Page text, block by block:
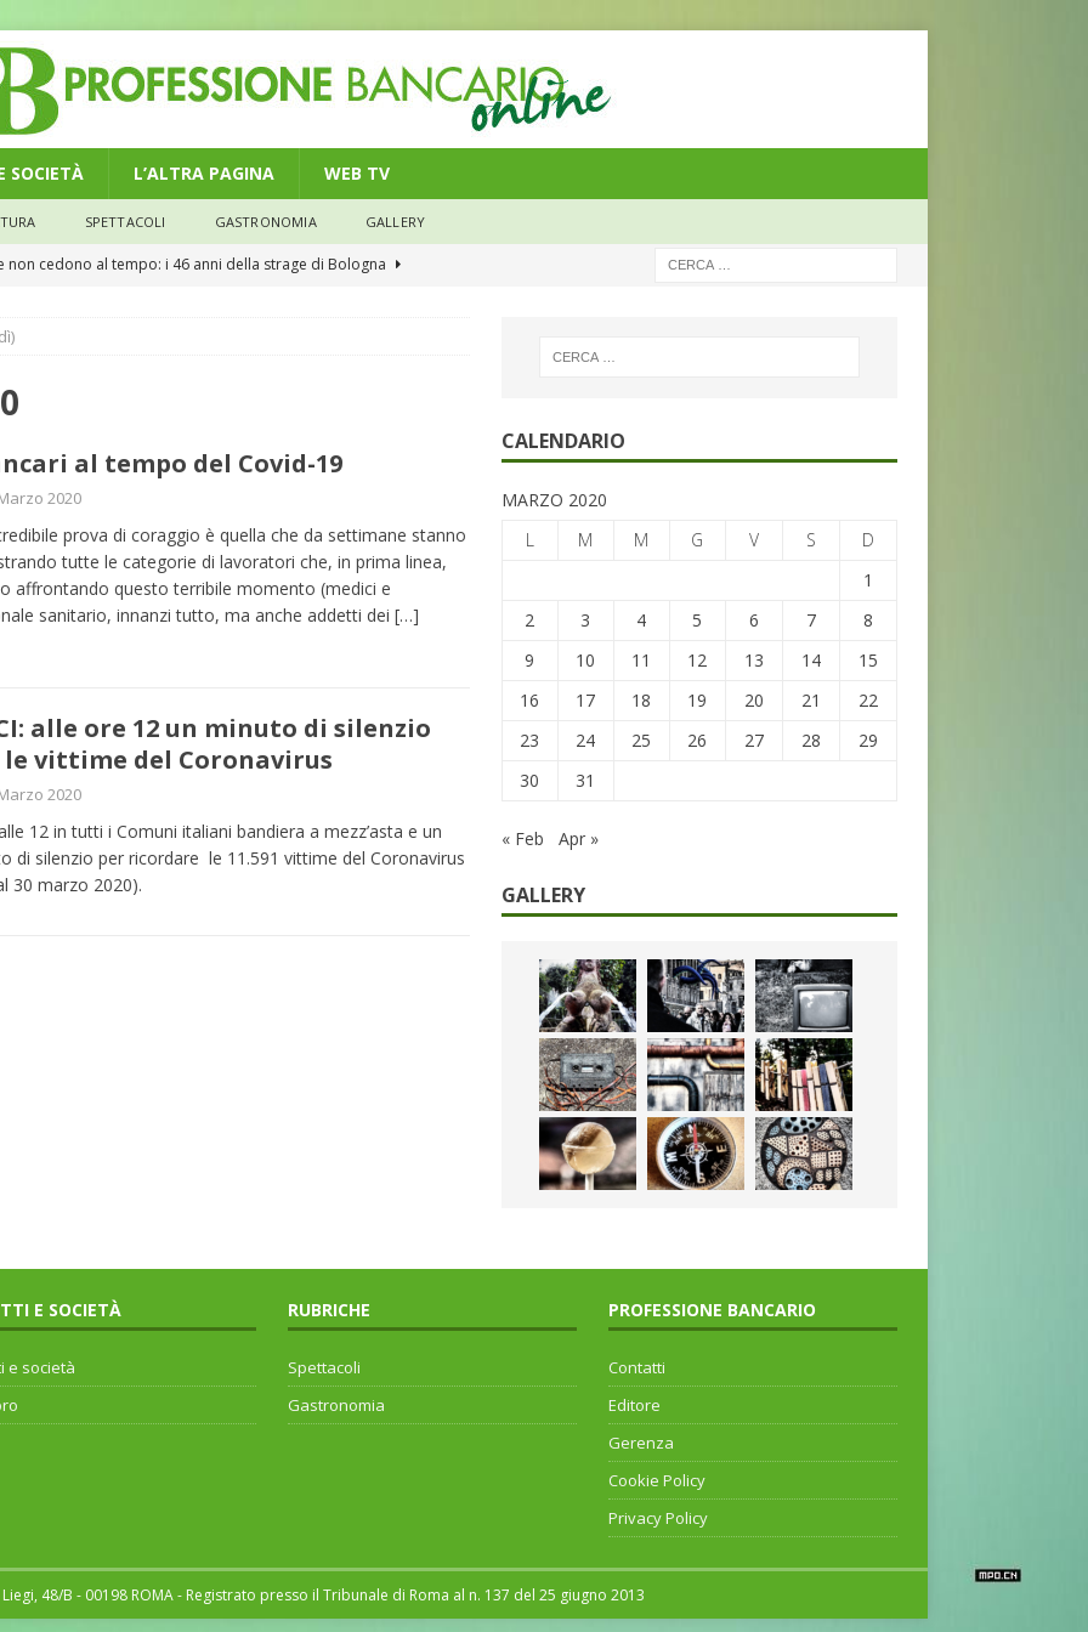
SOCIETÀ L’ALTRA PAGINA WEB TV
SPETTACOLI GASTRONOMIA GALLERY
non cedono al tempo: i 46 anni della strage di Bologna
modello di equilibrio nel credito. Debiti più leggeri e rate sotto
num.16/2026 – Legge di Bilancio 2026 – Il nuovo limite di 5000
in denaro, ma anche i benefit aziendali
DIRITTI E SOCIETÀ
caregiver: la sfida quotidiana dell’assistenza tra ferie e rinunce
al tempo del Covid-19
2020
prova di coraggio è quella che da settimane stanno
tutte le categorie di lavoratori che, in prima linea,
affrontando questo terribile momento (medici e
sanitario, innanzi tutto, ma anche addetti dei […]
alle ore 12 un minuto di silenzio
le vittime del Coronavirus
2020
12 in tutti i Comuni italiani bandiera a mezz’asta e un
di silenzio per ricordare le 11.591 vittime del Coronavirus
30 marzo 2020).
CALENDARIO
MARZO 2020
L
M M G V S
D
1
2
3 4 5 6 7
8
9
10 11 12 13 14
15
16
17 18 19 20 21
22
23
24 25 26 27 28
29
30
31
« Feb Apr »
GALLERY
E SOCIETÀ
e società
RUBRICHE
Spettacoli
Gastronomia
PROFESSIONE BANCARIO
Contatti
Editore
Gerenza
Cookie Policy
Privacy Policy
48/B - 00198 ROMA - Registrato presso il Tribunale di Roma al n. 137 del 25 giugno 2013